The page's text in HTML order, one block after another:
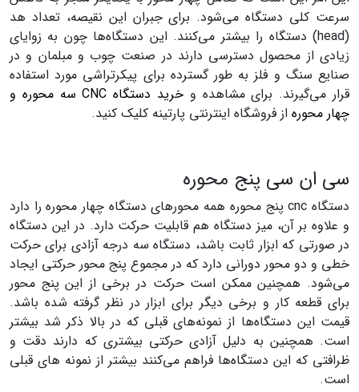
سرعت کلی دستگاه می‌شود. برای جبران این نقیصه، تعداد هد
(head) دستگاه را بیشتر می‌کنند. این دستگاه‌ها چون به زوایای
زیادی از محصول دسترسی دارند در صنعت چوب و مبلمان و در
صنایع سنگ و فلز به طور گسترده برای پیکرتراشی مورد استفاده
قرار می‌گیرند. برای مشاهده و
خرید دستگاه CNC سه محوره و
چهار محوره از فروشگاه اینترنتی پارتینه کلیک کنید.
سی ان سی پنج محوره
دستگاه cnc پنج محوره همه محورهای دستگاه چهار محوره را دارد
و علاوه بر آن، میز دستگاه هم قابلیت حرکت دارد. در این دستگاه
در صورتی که ابزار ثابت باشد، دستگاه سه درجه آزادی برای حرکت
خطی و دو محور دورانی دارد که در مجموع پنج محور حرکتی ایجاد
می‌شود. همچنین ممکن است حرکت در برخی از این پنج محور
برای قطعه کار و برخی دیگر برای ابزار در نظر گرفته شده باشد.
قیمت این دستگاه‌ها از نمونه‌های قبلی که در بالا ذکر شد بیشتر
است. همچنین به دلیل آزادی حرکتی بیشتری که دارند دقت و
ظرافتی که این دستگاه‌ها فراهم می‌کنند بیشتر از نمونه های قبلی
است.